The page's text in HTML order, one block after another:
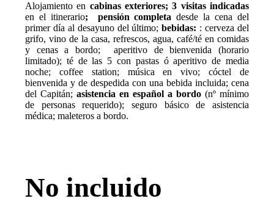
Alojamiento en cabinas exteriores; 3 visitas indicadas
en el itinerario; pensión completa desde la cena del
primer día al desayuno del último;bebidas: : cerveza del
grifo, vino de la casa, refrescos, agua, café/té en comidas
y cenas a bordo; aperitivo de bienvenida (horario
limitado); té de las 5 con pastas ó aperitivo de media
noche; coffee station; música en vivo; cóctel de
bienvenida y de despedida con una bebida incluida; cena
del Capitán; asistencia en español a bordo (nº mínimo
de personas requerido); seguro básico de asistencia
médica; maleteros a bordo.
No incluido